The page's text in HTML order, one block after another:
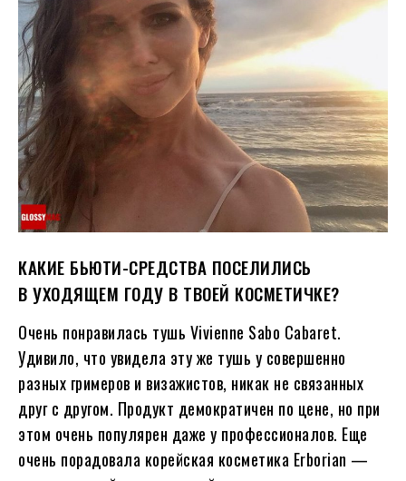
КАКИЕ БЬЮТИ-СРЕДСТВА ПОСЕЛИЛИСЬ
В УХОДЯЩЕМ ГОДУ В ТВОЕЙ КОСМЕТИЧКЕ?
Очень понравилась тушь Vivienne Sabo Cabaret.
Удивило, что увидела эту же тушь у совершенно
разных гримеров и визажистов, никак не связанных
друг с другом. Продукт демократичен по цене, но при
этом очень популярен даже у профессионалов. Еще
очень порадовала корейская косметика Erborian —